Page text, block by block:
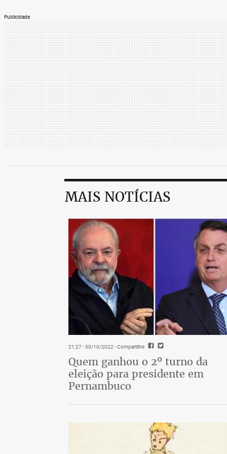
Publicidade
MAIS NOTÍCIAS
21:27 - 30/10/2022- Compartilhe
Quem ganhou o 2º turno da
eleição para presidente em
Pernambuco